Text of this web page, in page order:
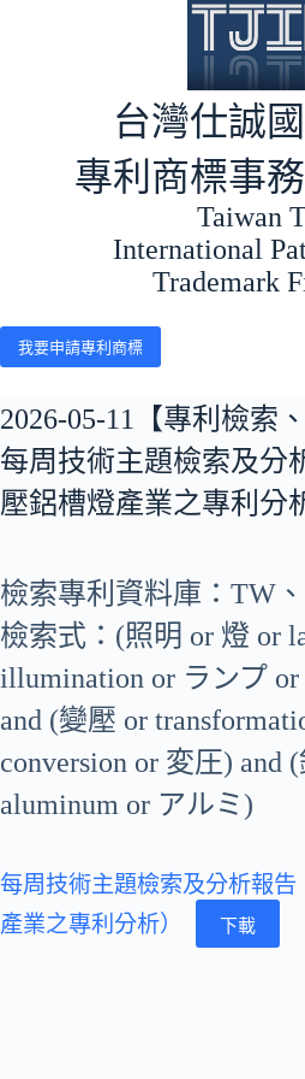
台灣仕誠國
專利商標事
Taiwan
International
Trademark
我要申請專利商標
2026-05-11【專利檢索
每周技術主題檢索及分
壓鋁槽燈產業之專利分
檢索專利資料庫：TW
檢索式：(照明 or 燈 or
illumination or ランプ
and (變壓 or
conversion or 変圧) and
aluminum or アルミ)
每周技術主題檢索及分析報告
產業之專利分析）
下載